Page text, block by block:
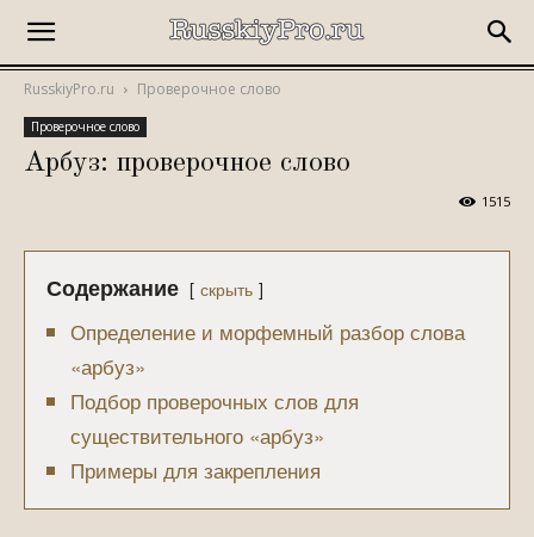
RusskiyPro.ru Проверочное слово
Проверочное слово
Арбуз: проверочное слово
1515
Содержание скрыть
Определение и морфемный разбор слова
«арбуз»
Подбор проверочных слов для
существительного «арбуз»
Примеры для закрепления